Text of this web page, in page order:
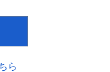
ら